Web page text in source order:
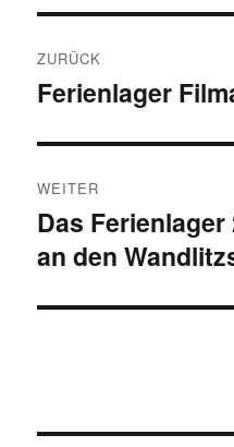
ZURÜCK
Vorheriger
Ferienlager
WEITER
Nächster
Beitrag:
Das
an den